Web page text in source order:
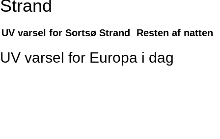
Strand
UV varsel for Sortsø Strand Resten af natten
UV varsel for Europa i dag